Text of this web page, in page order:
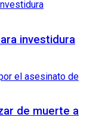
investidura
de muerte a